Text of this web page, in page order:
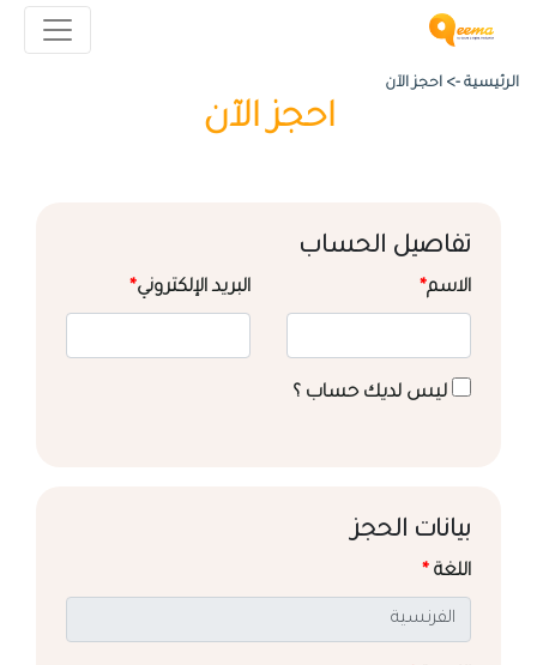
الرئيسية -> احجز الآن
احجز الآن
تفاصيل الحساب
الاسم* البريد الإلكتروني*
ليس لديك حساب ؟
بيانات الحجز
اللغة *